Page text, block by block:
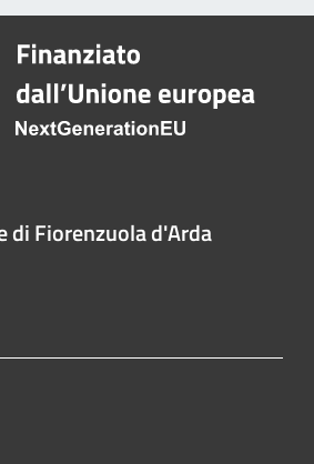
di Fiorenzuola d'Arda